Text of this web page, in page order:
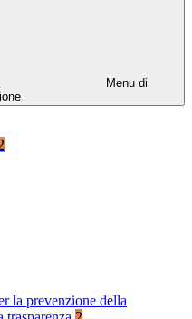
Menu di
la prevenzione della